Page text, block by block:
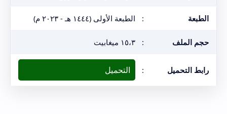
الطبعة : الطبعة الأولى (١٤٤٤ هـ - ٢٠٢٣ م)
حجم الملف : ١٥،٣ ميغابيت
رابط التحميل : التحميل